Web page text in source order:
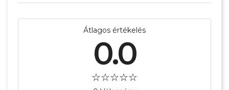
Átlagos értékelés
0.0